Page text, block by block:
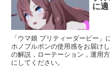
に
「ウマ娘 プリティーダービー」
ホノブルボンの使用感をお届け
の解説，ローテーション，運用
にしてください。